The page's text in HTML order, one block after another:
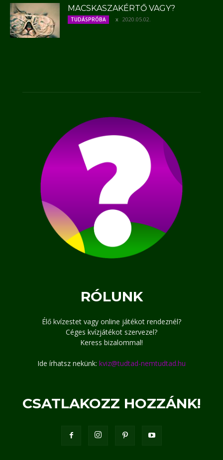
MACSKASZAKÉRTŐ VAGY?
TUDÁSPRÓBA 2020.05.02.
RÓLUNK
Élő kvízestet vagy online játékot rendeznél?
Céges kvízjátékot szervezel?
Keress bizalommal!
Ide írhatsz nekünk: kviz@tudtad-nemtudtad.hu
CSATLAKOZZ HOZZÁNK!